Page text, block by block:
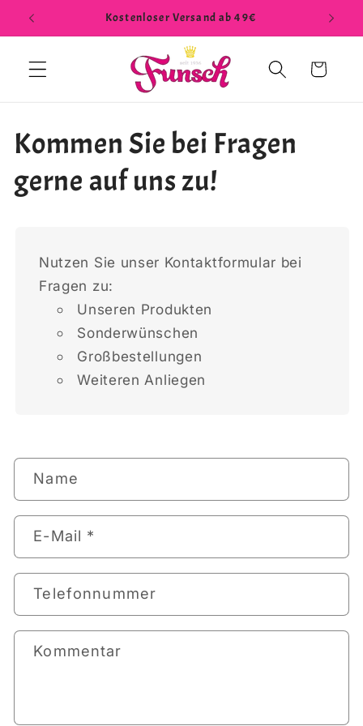
zum
Inhalt
Kostenloser Versand ab 49€
Warenkorb
Kommen Sie bei Fragen
gerne auf uns zu!
Nutzen Sie unser Kontaktformular bei
Fragen zu:
Unseren Produkten
Sonderwünschen
Großbestellungen
Weiteren Anliegen
K
o
n
a
t
f
Name
E-Mail *
Telefonnummer
Kommentar